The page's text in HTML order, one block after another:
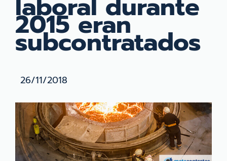
2015 eran
subcontratados
26/11/2018